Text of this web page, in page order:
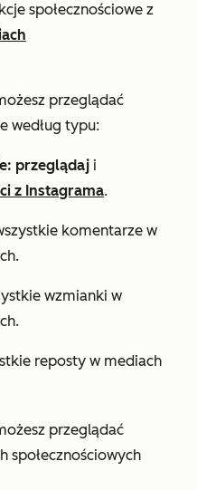
społecznościowe z
przeglądać
według typu:
przeglądaj i
z Instagrama.
komentarze w
wzmianki w
reposty w mediach
przeglądać
społecznościowych